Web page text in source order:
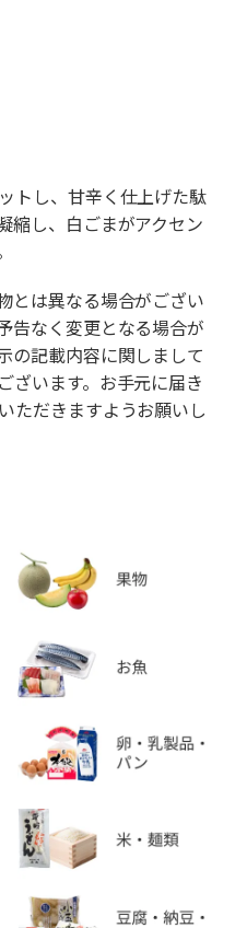
トし、甘辛く仕上げた駄
縮し、白ごまがアクセン
とは異なる場合がござい
告なく変更となる場合が
の記載内容に関しまして
ざいます。お手元に届き
ただきますようお願いし